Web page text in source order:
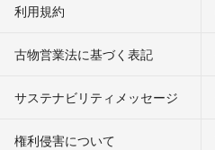
利用規約
古物営業法に基づく表記
サステナビリティメッセージ
権利侵害について